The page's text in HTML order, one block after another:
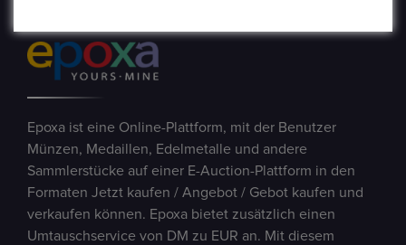
Epoxa ist eine Online-Plattform, mit der Benutzer
Münzen, Medaillen, Edelmetalle und andere
Sammlerstücke auf einer E-Auction-Plattform in den
Formaten Jetzt kaufen / Angebot / Gebot kaufen und
verkaufen können. Epoxa bietet zusätzlich einen
Umtauschservice von DM zu EUR an. Mit diesem